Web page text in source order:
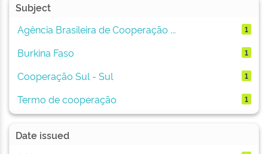
Subject
Agência Brasileira de Cooperação ...
1
Burkina Faso 1
Cooperação Sul - Sul 1
Termo de cooperação 1
Date issued